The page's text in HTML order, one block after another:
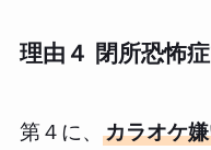
理由４ 閉所恐怖
第４に、 カラオケ